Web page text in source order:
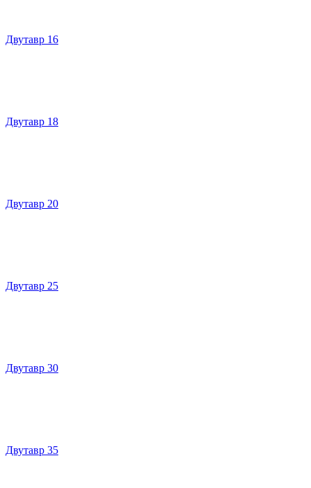
Двутавр 16
Двутавр 18
Двутавр 20
Двутавр 25
Двутавр 30
Двутавр 35